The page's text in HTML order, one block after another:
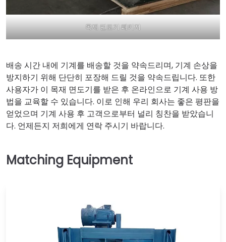
목재 면도기 패키지
배송 시간 내에 기계를 배송할 것을 약속드리며, 기계 손상을
방지하기 위해 단단히 포장해 드릴 것을 약속드립니다. 또한
사용자가 이 목재 면도기를 받은 후 온라인으로 기계 사용 방
법을 교육할 수 있습니다. 이로 인해 우리 회사는 좋은 평판을
얻었으며 기계 사용 후 고객으로부터 널리 칭찬을 받았습니
다. 언제든지 저희에게 연락 주시기 바랍니다.